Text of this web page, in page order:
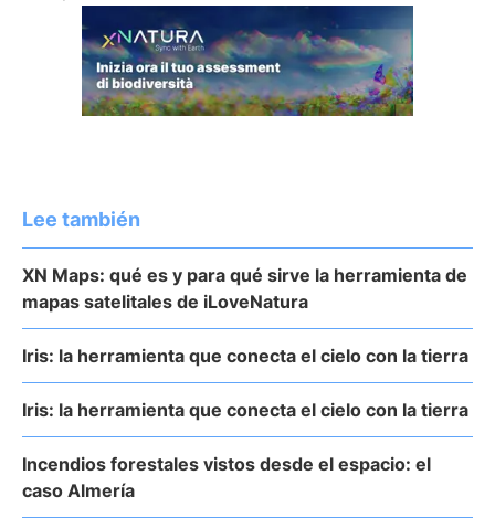
Lee también
XN Maps: qué es y para qué sirve la herramienta de
mapas satelitales de iLoveNatura
Iris: la herramienta que conecta el cielo con la tierra
Iris: la herramienta que conecta el cielo con la tierra
Incendios forestales vistos desde el espacio: el
caso Almería